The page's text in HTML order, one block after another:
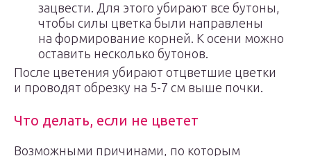
зацвести. Для этого убирают все бутоны,
чтобы силы цветка были направлены
на формирование корней. К осени можно
оставить несколько бутонов.
После цветения убирают отцветшие цветки
и проводят обрезку на 5-7 см выше почки.
Что делать, если не цветет
Возможными причинами, по которым